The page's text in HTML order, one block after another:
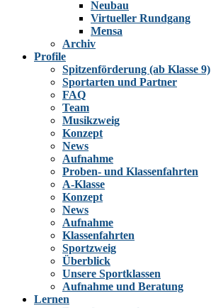
Neubau
Virtueller Rundgang
Mensa
Archiv
Profile
Spitzenförderung (ab Klasse 9)
Sportarten und Partner
FAQ
Team
Musikzweig
Konzept
News
Aufnahme
Proben- und Klassenfahrten
A-Klasse
Konzept
News
Aufnahme
Klassenfahrten
Sportzweig
Überblick
Unsere Sportklassen
Aufnahme und Beratung
Lernen